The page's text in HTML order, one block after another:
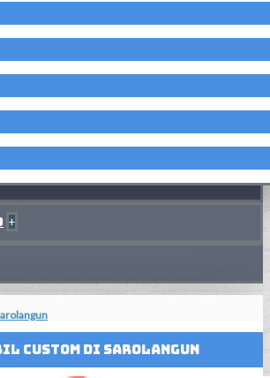
+
Custom Di Sarolangun